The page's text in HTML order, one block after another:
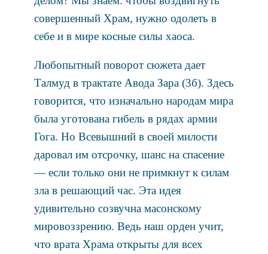
совершенный Храм, нужно одолеть в
себе и в мире косные силы хаоса.
Любопытный поворот сюжета дает
Талмуд в трактате Авода Зара (3б). Здесь
говорится, что изначально народам мира
была уготована гибель в рядах армии
Гога. Но Всевышний в своей милости
даровал им отсрочку, шанс на спасение
— если только они не примкнут к силам
зла в решающий час. Эта идея
удивительно созвучна масонскому
мировоззрению. Ведь наш орден учит,
что врата Храма открыты для всех